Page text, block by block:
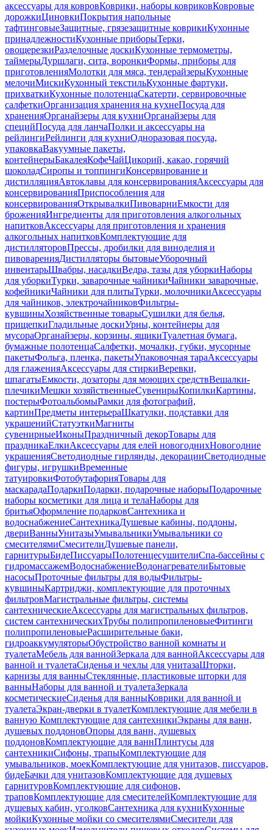
аксессуары для ковровКоврики, наборы ковриковКовровые
дорожкиЦиновкиПокрытия напольные
тафтинговыеЗащитные, грязезащитные коврикиКухонные
принадлежностиКухонные приборыТерки,
овощерезкиРазделочные доскиКухонные термометры,
таймерыДуршлаги, сита, воронкиФормы, приборы для
приготовленияМолотки для мяса, тендерайзерыКухонные
мелочиМискиКухонный текстильКухонные фартуки,
прихваткиКухонные полотенцаСкатерти, сервировочные
салфеткиОрганизация хранения на кухнеПосуда для
храненияОрганайзеры для кухниОрганайзеры для
специйПосуда для ланчаПолки и аксессуары на
рейлингиРейлинги для кухниОдноразовая посуда,
упаковкаВакуумные пакеты,
контейнерыБакалеяКофеЧайЦикорий, какао, горячий
шоколадСиропы и топпингиКонсервирование и
дистилляцияАвтоклавы для консервированияАксессуары для
консервированияПриспособления для
консервированияОткрывалкиПивоварниЕмкости для
броженияИнгредиенты для приготовления алкогольных
напитковАксессуары для приготовления и хранения
алкогольных напитковКомплектующие для
дистилляторовПрессы, дробилки для виноделия и
пивоваренияДистилляторы бытовыеУборочный
инвентарьШвабры, насадкиВедра, тазы для уборкиНаборы
для уборкиТурки, заварочные чайникиЧайники заварочные,
кофейникиЧайники для плитыТурки, молочникиАксессуары
для чайников, электрочайниковФильтры-
кувшиныХозяйственные товарыСушилки для белья,
прищепкиГладильные доскиУрны, контейнеры для
мусораОрганайзеры, корзины, ящикиТуалетная бумага,
бумажные полотенцаСалфетки, мочалки, губки, мусорные
пакетыФольга, пленка, пакетыУпаковочная тараАксессуары
для глаженияАксессуары для стиркиВеревки,
шпагатыЕмкости, дозаторы для моющих средствВешалки-
плечикиМешки хозяйственныеСувенирыКопилкиКартины,
постерыФотоальбомыРамки для фотографий,
картинПредметы интерьераШкатулки, подставки для
украшенийСтатуэткиМагниты
сувенирныеИконыПраздничный декорТовары для
праздникаЕлкиАксессуары для елей новогоднихНовогодние
украшенияСветодиодные гирлянды, декорацииСветодиодные
фигуры, игрушкиВременные
татуировкиФотобутафорияТовары для
маскарадаПодаркиПодарки, подарочные наборыПодарочные
наборы косметики для лица и телаНаборы для
бритьяОформление подарковСантехника и
водоснабжениеСантехникаДушевые кабины, поддоны,
двериВанныУнитазыУмывальникиУмывальники со
смесителямиСмесителиДушевые панели,
гарнитурыБидеПиссуарыПолотенцесушителиСпа-бассейны с
гидромассажемВодоснабжениеВодонагревателиБытовые
насосыПроточные фильтры для водыФильтры-
кувшиныКартриджи, комплектующие для проточных
фильтровМагистральные фильтры, системы
сантехническиеАксессуары для магистральных фильтров,
систем сантехническихТрубы полипропиленовыеФитинги
полипропиленовыеРасширительные баки,
гидроаккумуляторыОбустройство ванной комнаты и
туалетаМебель для ваннойЗеркала для ваннойАксессуары для
ванной и туалетаСиденья и чехлы для унитазаШторки,
карнизы для ванныСтеклянные, пластиковые шторки для
ванныНаборы для ванной и туалетаЗеркала
косметическиеСиденья для ванныКоврики для ванной и
туалетаЭкран-дверки в туалетКомплектующие для мебели в
ванную Комплектующие для сантехникиЭкраны для ванн,
душевых поддоновОпоры для ванн, душевых
поддоновКомплектующие для ваннПлинтусы для
сантехникиСифоны, трапыКомплектующие для
умывальников, моекКомплектующие для унитазов, писсуаров,
бидеБачки для унитазовКомплектующие для душевых
гарнитуровКомплектующие для сифонов,
траповКомплектующие для смесителейКомплектующие для
душевых кабин, уголковСантехника для кухниКухонные
мойкиКухонные мойки со смесителямиСмесители для